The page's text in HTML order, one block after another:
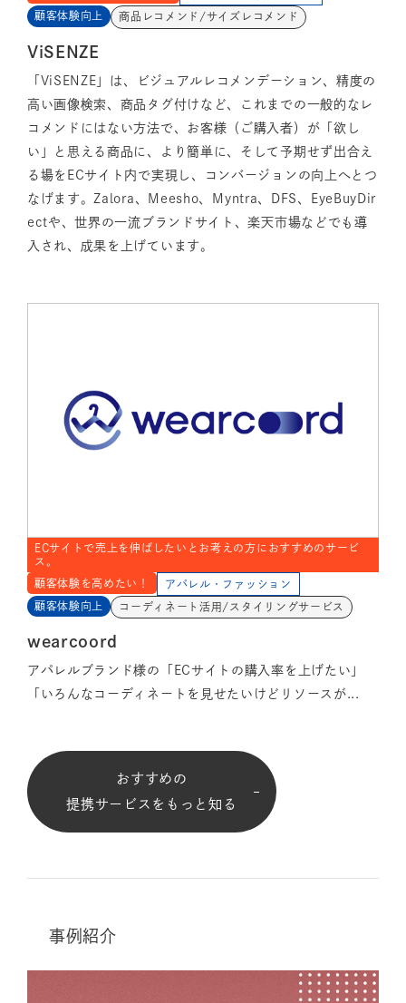
顧客体験向上 商品レコメンド/サイズレコメンド
ViSENZE
「ViSENZE」は、ビジュアルレコメンデーション、精度の
高い画像検索、商品タグ付けなど、これまでの一般的なレ
コメンドにはない方法で、お客様（ご購入者）が「欲し
い」と思える商品に、より簡単に、そして予期せず出合え
る場をECサイト内で実現し、コンバージョンの向上へとつ
なげます。Zalora、Meesho、Myntra、DFS、EyeBuyDir
ectや、世界の一流ブランドサイト、楽天市場などでも導
入され、成果を上げています。
ECサイトで売上を伸ばしたいとお考えの方におすすめのサービ
ス。
顧客体験を高めたい！
アパレル・ファッション
顧客体験向上 コーディネート活用/スタイリングサービス
wearcoord
アパレルブランド様の「ECサイトの購入率を上げたい」
「いろんなコーディネートを見せたいけどリソースが...
おすすめの
提携サービスをもっと知る
事例紹介